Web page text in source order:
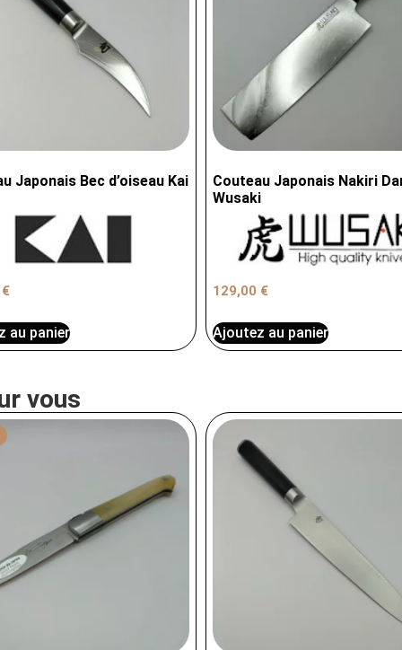
Japonais Bec d’oiseau Kai
€
au panier
Couteau Japonais Nakiri
Wusaki
129,00 €
Ajoutez au panier
vous